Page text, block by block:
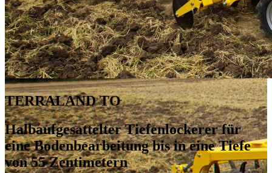
TERRALAND TO
Halbaufgesattelter Tiefenlockerer für
eine Bodenbearbeitung bis in eine Tiefe
von 55 Zentimetern